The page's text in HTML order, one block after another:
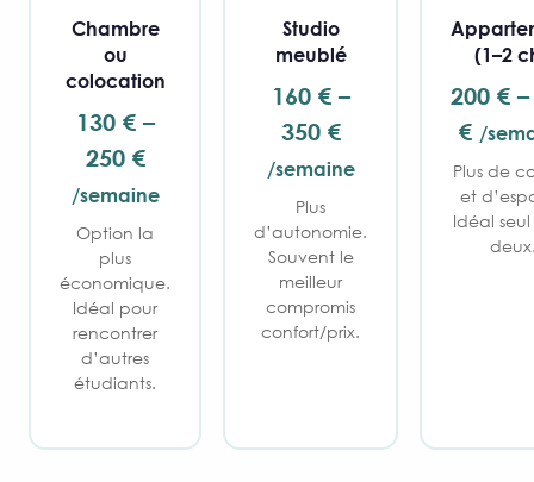
Chambre
ou
colocation
130 € –
250 €
/semaine
Option la
plus
économique.
Idéal pour
rencontrer
d’autres
étudiants.
Studio
meublé
160 € –
350 €
/semaine
Plus
d’autonomie.
Souvent le
meilleur
compromis
confort/prix.
(1–2
200 €
€ /
Plus de
et
Idéal